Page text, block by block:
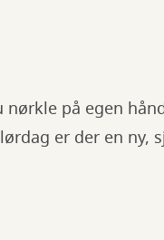
på egen
er der en ny,